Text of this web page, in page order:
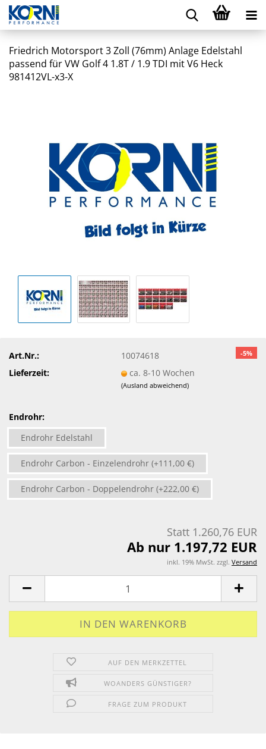
Friedrich Motorsport 3 Zoll (76mm) Anlage Edelstahl
passend für VW Golf 4 1.8T / 1.9 TDI mit V6 Heck
981412VL-x3-X
-5%
Art.Nr.:
10074618
Lieferzeit:
ca. 8-10 Wochen
(Ausland abweichend)
Endrohr:
Endrohr Edelstahl
Endrohr Carbon - Einzelendrohr (+111,00 €)
Endrohr Carbon - Doppelendrohr (+222,00 €)
Statt 1.260,76 EUR
Ab nur 1.197,72 EUR
inkl. 19% MwSt. zzgl. Versand
AUF DEN MERKZETTEL
WOANDERS GÜNSTIGER?
FRAGE ZUM PRODUKT